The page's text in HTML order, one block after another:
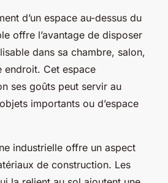
d’un espace au-dessus du
offre l’avantage de disposer
dans sa chambre, salon,
endroit. Cet espace
ses goûts peut servir au
importants ou d’espace
industrielle offre un aspect
de construction. Les